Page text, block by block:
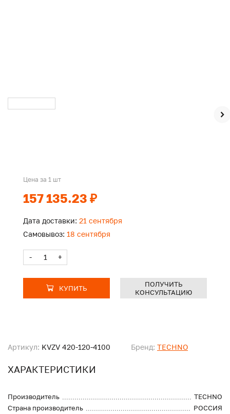
Артикул: KVZV 420-120-4100 Бренд: TECHNO
ХАРАКТЕРИСТИКИ
Производитель
TECHNO
Страна производитель
РОССИЯ
Цена за 1 шт
157 135.23 ₽
Дата доставки: 21 сентября
Самовывоз: 18 сентября
- +
КУПИТЬ
ПОЛУЧИТЬ
КОНСУЛЬТАЦИЮ